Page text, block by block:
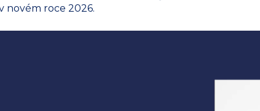
novém roce 2026.